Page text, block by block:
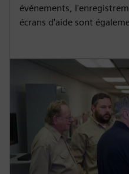
événements,
écrans d'aide sont